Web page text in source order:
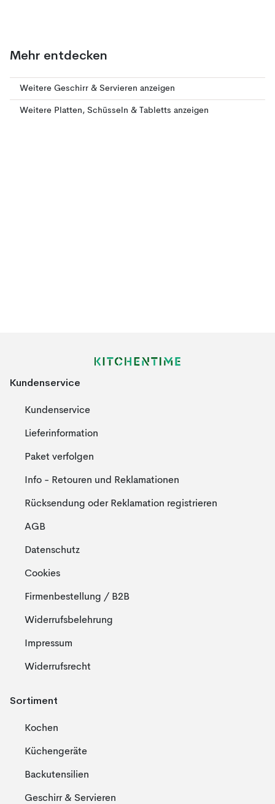
Mehr entdecken
Weitere Geschirr & Servieren anzeigen
Weitere Platten, Schüsseln & Tabletts anzeigen
Kundenservice
Kundenservice
Lieferinformation
Paket verfolgen
Info - Retouren und Reklamationen
Rücksendung oder Reklamation registrieren
AGB
Datenschutz
Cookies
Firmenbestellung / B2B
Widerrufsbelehrung
Impressum
Widerrufsrecht
Sortiment
Kochen
Küchengeräte
Backutensilien
Geschirr & Servieren